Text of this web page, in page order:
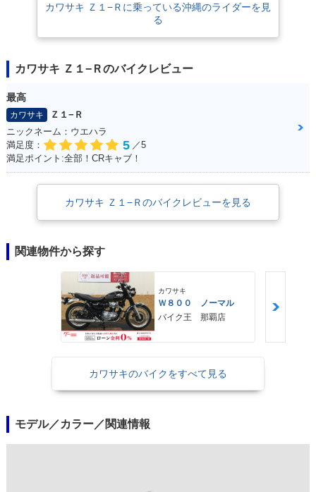
カワサキ Ｚ１−Ｒに乗っている沖縄のライダーを見
る
カワサキ Ｚ１−Ｒのバイクレビュー
最高
カワサキ
Ｚ１−Ｒ
ニックネーム：ウエハラ
満足度：
5 ／5
満足ポイント:全部！CRキャブ！
カワサキ Ｚ１−Ｒのバイクレビューを見る
関連物件から探す
カワサキ
Ｗ８００ ノーマル
バイク王 那覇店
カワサキのバイクをすべて見る
モデル／カラー／関連情報